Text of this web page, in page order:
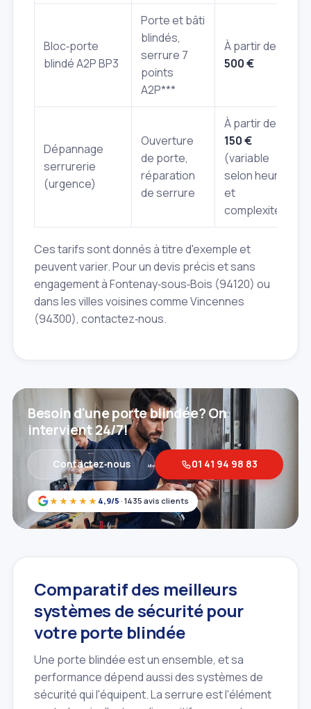
Bloc‑porte
blindé A2P BP3
Porte et bâti
blindés,
serrure 7
points
A2P***
À partir de
500 €
Dépannage
serrurerie
(urgence)
Ouverture
de porte,
réparation
de serrure
À partir de
150 €
(variable
selon heure
et
complexité)
Ces tarifs sont donnés à titre d'exemple et
peuvent varier. Pour un devis précis et sans
engagement à Fontenay‑sous‑Bois (94120) ou
dans les villes voisines comme Vincennes
(94300), contactez‑nous.
★★★★★ 4,9/5 · 1435 avis clients
Besoin d'une porte blindée? On
intervient 24/7!
Contactez‑nous 01 41 94 98 83
Comparatif des meilleurs
systèmes de sécurité pour
votre porte blindée
Une porte blindée est un ensemble, et sa
performance dépend aussi des systèmes de
sécurité qui l'équipent. La serrure est l'élément